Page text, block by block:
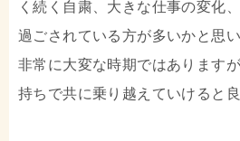
く続く自粛、大きな仕事の変化
過ごされている方が多いかと思い
非常に大変な時期ではあります
持ちで共に乗り越えていけると良